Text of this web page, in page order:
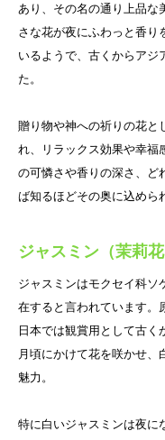
あり、その名の通り上品な
さな花が夜にふわっと香り
いるようで、古くからアジ
た。
贈り物や神への祈りの花と
れ、リラックス効果や幸福
の可憐さや香りの深さ、ど
ば知るほどその奥に込めら
ジャスミン（茉莉
ジャスミンはモクセイ科ソ
在すると言われています。
日本では観賞用として古
月頃にかけて花を咲かせ
魅力。
特に白いジャスミンは夜に